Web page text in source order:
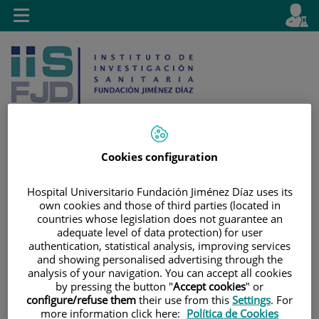
Saltar al contenido
contenido
activo
es
Toggle
navigation
Cookies configuration
Hospital Universitario Fundación Jiménez Díaz uses its
own cookies and those of third parties (located in
countries whose legislation does not guarantee an
adequate level of data protection) for user
authentication, statistical analysis, improving services
and showing personalised advertising through the
analysis of your navigation. You can accept all cookies
by pressing the button "Accept cookies" or
configure/refuse them their use from this Settings. For
more information click here: Política de Cookies